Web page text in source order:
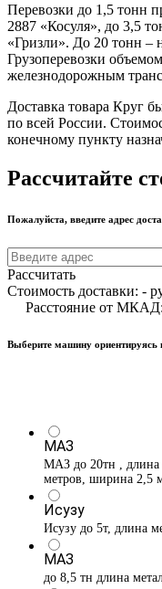
Перевозки до 1,5 тонн
2887 «Косуля», до 3,5
«Гризли». До 20 тонн
Грузоперевозки
железнодорожным
Доставка товара Круг
по всей России.
конечному пункту
Рассчитайте
Пожалуйста, введите адрес
Рассчитать
Стоимость доставки: -
Расстояние от МКАД:
Выберите машину ориентируясь
МАЗ
МАЗ до 20тн , длина
метров, ширина 2,5
Исузу
Исузу до 5т, длина
МАЗ
до 8,5 тн длина